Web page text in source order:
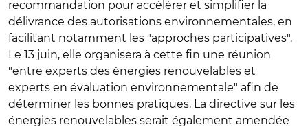
recommandation pour accélérer et simplifier la
délivrance des autorisations environnementales, en
facilitant notamment les "approches participatives".
Le 13 juin, elle organisera à cette fin une réunion
"entre experts des énergies renouvelables et
experts en évaluation environnementale" afin de
déterminer les bonnes pratiques. La directive sur les
énergies renouvelables serait également amendée